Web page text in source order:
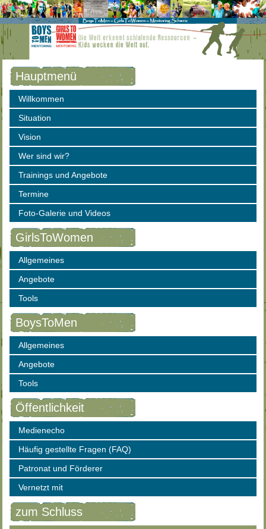
Hauptmenü
Willkommen
Situation
Vision
Wer sind wir?
Trainings und Angebote
Termine
Foto-Galerie und Videos
GirlsToWomen
Allgemeines
Angebote
Tools
BoysToMen
Allgemeines
Angebote
Tools
Öffentlichkeit
Medienecho
Häufig gestellte Fragen (FAQ)
Patronat und Förderer
Vernetzt mit
zum Schluss